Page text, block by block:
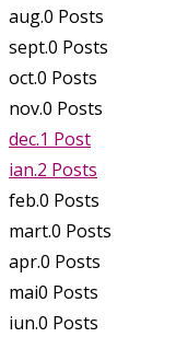
aug.0 Posts
sept.0 Posts
oct.0 Posts
nov.0 Posts
dec.1 Post
ian.2 Posts
feb.0 Posts
mart.0 Posts
apr.0 Posts
mai0 Posts
iun.0 Posts